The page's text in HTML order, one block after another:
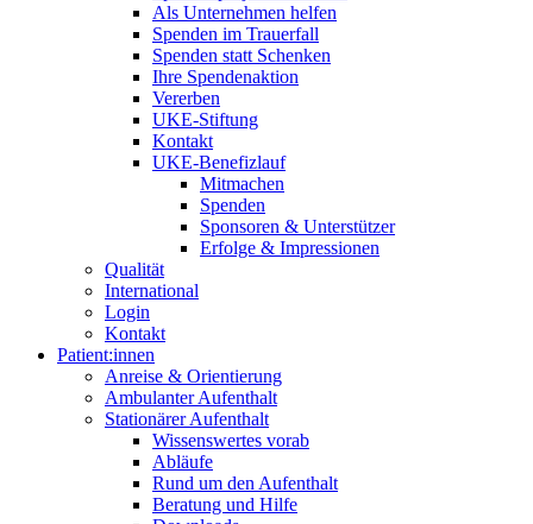
Als Unternehmen helfen
Spenden im Trauerfall
Spenden statt Schenken
Ihre Spendenaktion
Vererben
UKE-Stiftung
Kontakt
UKE-Benefizlauf
Mitmachen
Spenden
Sponsoren & Unterstützer
Erfolge & Impressionen
Qualität
International
Login
Kontakt
Patient:innen
Anreise & Orientierung
Ambulanter Aufenthalt
Stationärer Aufenthalt
Wissenswertes vorab
Abläufe
Rund um den Aufenthalt
Beratung und Hilfe